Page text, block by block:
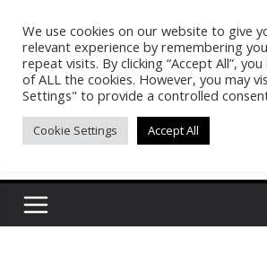
contentPasakon
เปิดพื้นที่การเรียนรู้และพร้อมแบ่
We use cookies on our website to give
relevant experience by remembering
repeat visits. By clicking “Accept All”,
of ALL the cookies. However, you may
Settings" to provide a controlled
Cookie Settings Accept All